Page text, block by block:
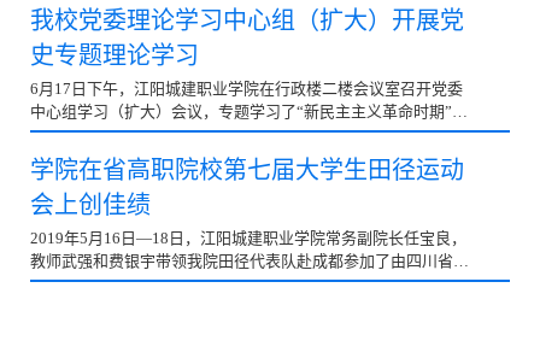
我校党委理论学习中心组（扩大）开展党
史专题理论学习
6月17日下午，江阳城建职业学院在行政楼二楼会议室召开党委
中心组学习（扩大）会议，专题学习了“新民主主义革命时期”中
国共产党的历史。学校党委中心组成员，各部门主要负...
学院在省高职院校第七届大学生田径运动
会上创佳绩
2019年5月16日—18日，江阳城建职业学院常务副院长任宝良，
教师武强和费银宇带领我院田径代表队赴成都参加了由四川省教
育厅主办的四川省高等职业院校第七届大学生田径运动会...